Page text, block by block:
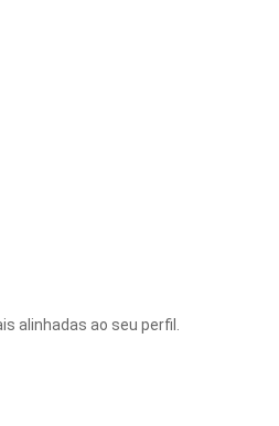
alinhadas ao seu perfil.